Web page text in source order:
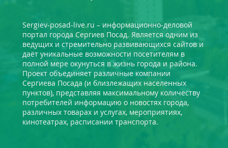
Sergiev-posad-live.ru – информационно-деловой
портал города Сергиев Посад. Является одним из
ведущих и стремительно развивающихся сайтов и
даёт уникальные возможности посетителям в
полной мере окунуться в жизнь города и района.
Проект объединяет различные компании
Сергиева Посада (и близлежащих населенных
пунктов), представляя максимальному количеству
потребителей информацию о новостях города,
различных товарах и услугах, мероприятиях,
кинотеатрах, расписании транспорта.